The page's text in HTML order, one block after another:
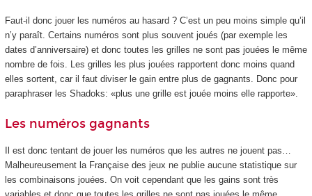
Faut-il donc jouer les numéros au hasard ? C’est un peu moins simple qu’il
n’y paraît. Certains numéros sont plus souvent joués (par exemple les
dates d’anniversaire) et donc toutes les grilles ne sont pas jouées le même
nombre de fois. Les grilles les plus jouées rapportent donc moins quand
elles sortent, car il faut diviser le gain entre plus de gagnants. Donc pour
paraphraser les Shadoks: «plus une grille est jouée moins elle rapporte».
Les numéros gagnants
Il est donc tentant de jouer les numéros que les autres ne jouent pas…
Malheureusement la Française des jeux ne publie aucune statistique sur
les combinaisons jouées. On voit cependant que les gains sont très